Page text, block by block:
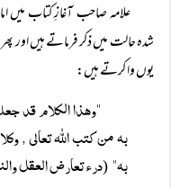
علامہ صاحب آغازِ کتاب میں
شدہ حالت میں ذکر فرماتے ہیں اور
یوں وا کرتے ہیں:
"وھذا الكلام قد
بہ من كتب اللہ تعالی ,
بہ" (درء تعارض العقل